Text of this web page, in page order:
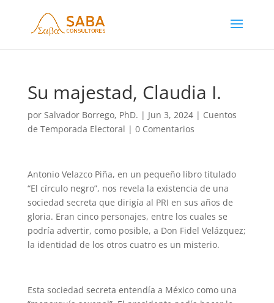
Su majestad, Claudia I.
por Salvador Borrego, PhD. | Jun 3, 2024| Cuentos
de Temporada Electoral | 0 Comentarios
Antonio Velazco Piña, en un pequeño libro titulado
“El círculo negro”, nos revela la existencia de una
sociedad secreta que dirigía al PRI en sus años de
gloria. Eran cinco personajes, entre los cuales se
podría advertir, como posible, a Don Fidel Velázquez;
la identidad de los otros cuatro es un misterio.
Esta sociedad secreta entendía a México como una